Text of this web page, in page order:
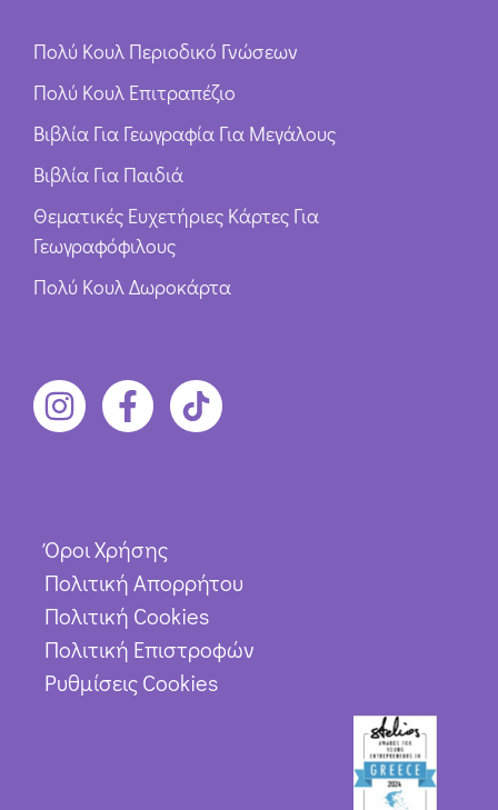
Πολύ Κουλ Περιοδικό Γνώσεων
Πολύ Κουλ Επιτραπέζιο
Βιβλία Για Γεωγραφία Για Μεγάλους
Βιβλία Για Παιδιά
Θεματικές Ευχετήριες Κάρτες Για
Γεωγραφόφιλους
Πολύ Κουλ Δωροκάρτα
Όροι Χρήσης
Πολιτική Απορρήτου
Πολιτική Cookies
Πολιτική Επιστροφών
Ρυθμίσεις Cookies